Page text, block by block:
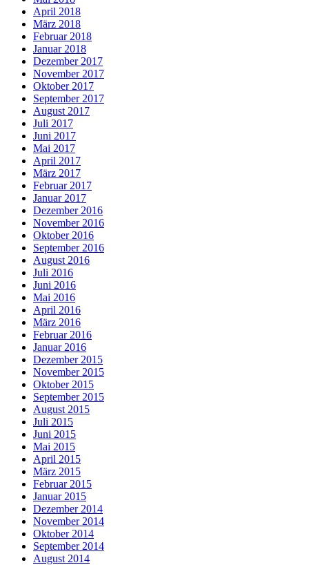
April 2018
März 2018
Februar 2018
Januar 2018
Dezember 2017
November 2017
Oktober 2017
September 2017
August 2017
Juli 2017
Juni 2017
Mai 2017
April 2017
März 2017
Februar 2017
Januar 2017
Dezember 2016
November 2016
Oktober 2016
September 2016
August 2016
Juli 2016
Juni 2016
Mai 2016
April 2016
März 2016
Februar 2016
Januar 2016
Dezember 2015
November 2015
Oktober 2015
September 2015
August 2015
Juli 2015
Juni 2015
Mai 2015
April 2015
März 2015
Februar 2015
Januar 2015
Dezember 2014
November 2014
Oktober 2014
September 2014
August 2014